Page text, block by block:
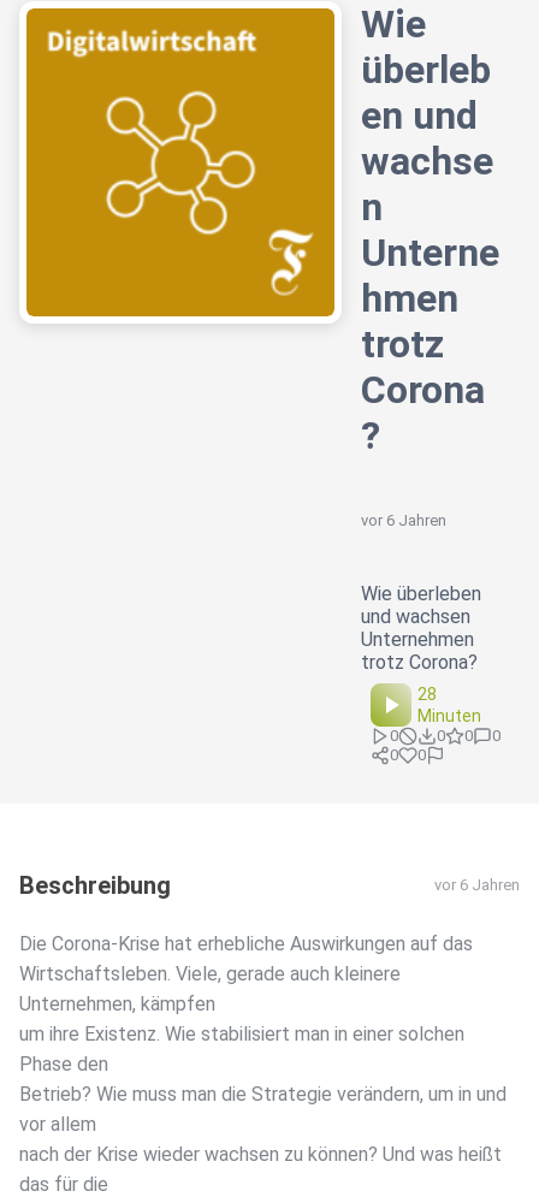
Wie
überleb
en und
wachse
n
Unterne
hmen
trotz
Corona
?
vor 6 Jahren
Wie überleben
und wachsen
Unternehmen
trotz Corona?
28
Minuten
0 0 0
0
0
0
Beschreibung vor 6 Jahren
Die Corona-Krise hat erhebliche Auswirkungen auf das
Wirtschaftsleben. Viele, gerade auch kleinere
Unternehmen, kämpfen
um ihre Existenz. Wie stabilisiert man in einer solchen
Phase den
Betrieb? Wie muss man die Strategie verändern, um in und
vor allem
nach der Krise wieder wachsen zu können? Und was heißt
das für die